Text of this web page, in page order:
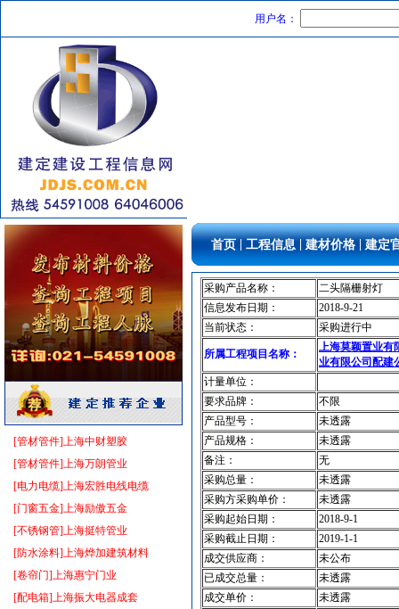
用户名：
[管材管件]上海中财塑胶
[管材管件]上海万朗管业
[电力电缆]上海宏胜电线电缆
[门窗五金]上海励傲五金
[不锈钢管]上海挺特管业
[防水涂料]上海烨加建筑材料
[卷帘门]上海惠宁门业
[配电箱]上海振大电器成套
日光灯 [采购中]
外墙装饰
[采购中]
消防器材 [采购中]
电线电缆 [采购中]
通风设备 [采购中]
仪器仪表 [采购中]
变频给水设备 [采购中]
管材管件 [采购中]
管材管件 [采购中]
光源灯具 [采购中]
及各种防火器材
稳压泵 [采购中]
成品楼梯 [采购中]
空调设备 [采购中]
卫浴洁具
电线电缆
变配电 [采购中]
消防火警 [采购中]
电器开关 [采购中]
低压电器 [采购中]
日光灯 [采购中]
电气控制开关 [采购中]
装饰石材 [采购中]
装饰石材 [采购中]
首页 工程信息 建材价格 建定
采购产品名称：
二头隔栅射灯
信息发布日期：
2018-9-21
当前状态：
采购进行中
所属工程项目名称：
上海莫颖置业有
业有限公司配建
计量单位：
要求品牌：
不限
产品型号：
未透露
产品规格：
未透露
备注：
无
采购总量：
未透露
采购方采购单价：
未透露
采购起始日期：
2018-9-1
采购截止日期：
2019-1-1
成交供应商：
未公布
已成交总量：
未透露
成交单价：
未透露